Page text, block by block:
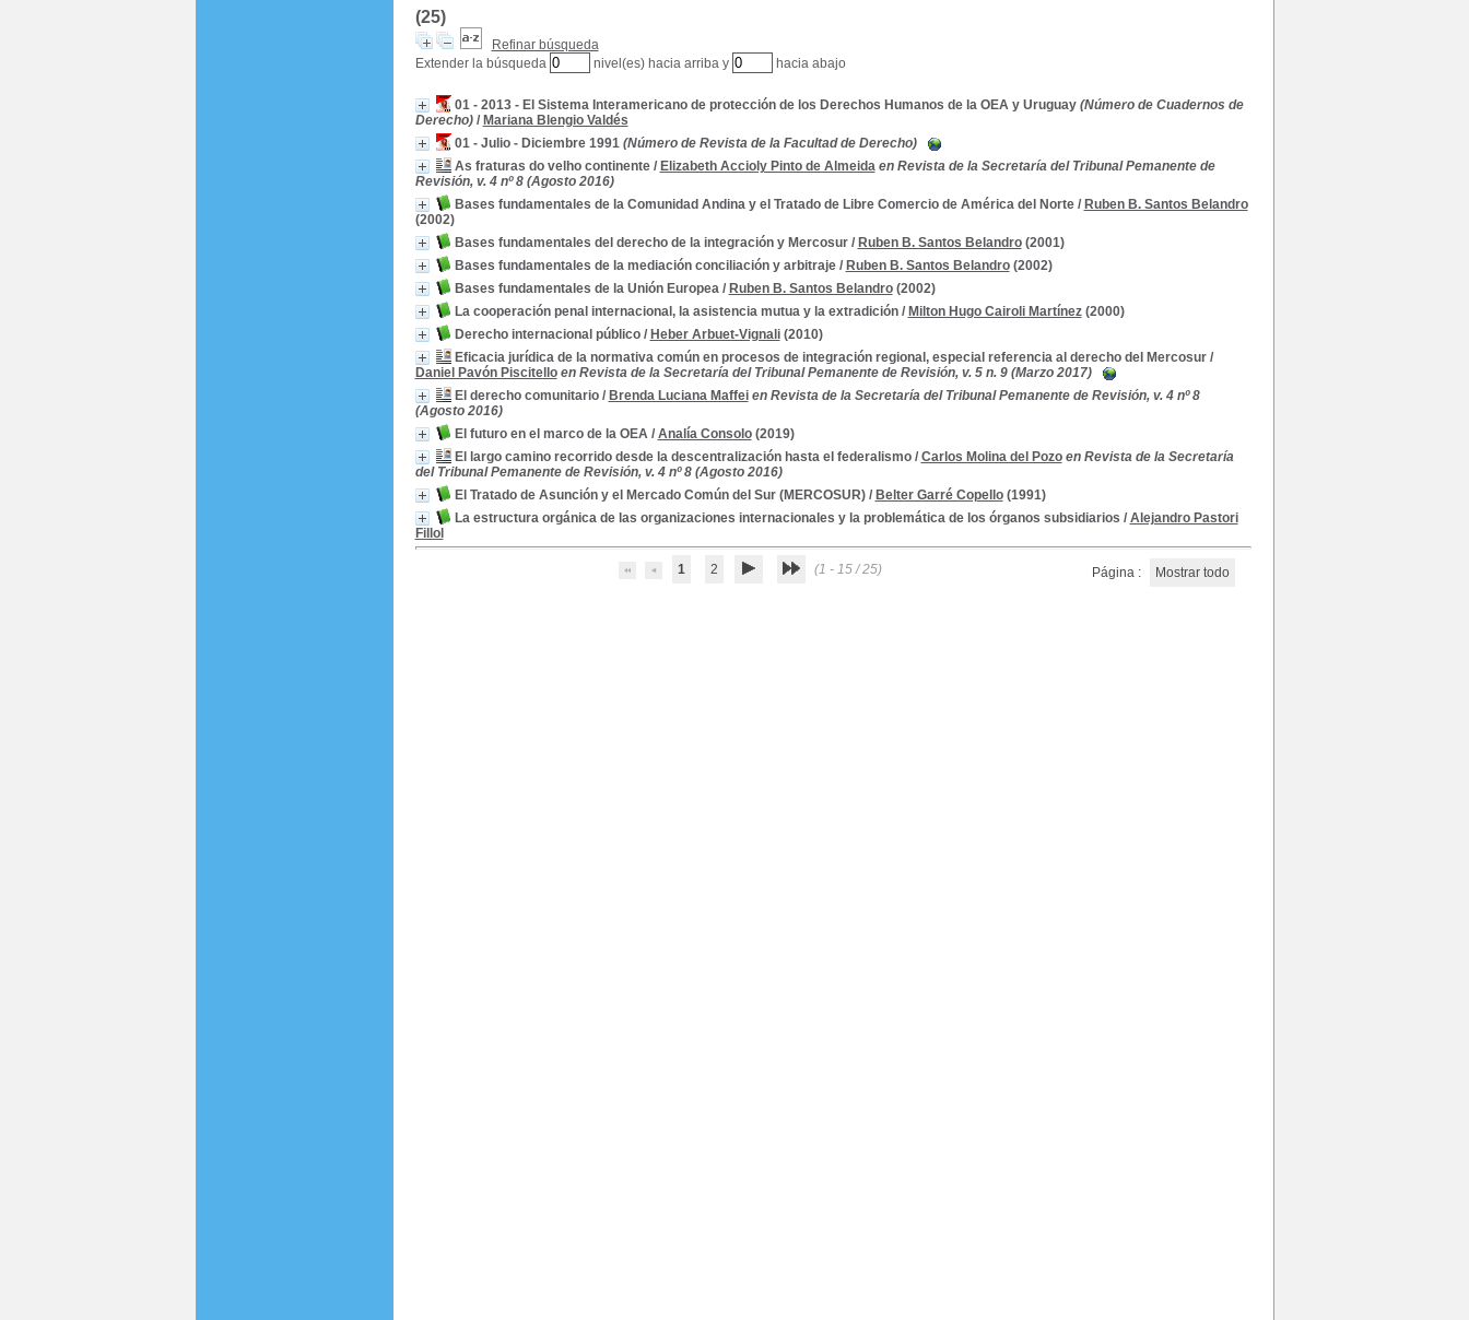
(25)
Refinar búsqueda
Extender la búsqueda
nivel(es) hacia arriba y hacia abajo
01 - 2013 - El Sistema Interamericano de protección de los Derechos Humanos de la OEA y Uruguay(Número de Cuadernos de
Derecho)/ Mariana Blengio Valdés
01 - Julio - Diciembre 1991(Número de Revista de la Facultad de Derecho)
As fraturas do velho continente/ Elizabeth Accioly Pinto de Almeida en Revista de la Secretaría del Tribunal Pemanente de
Revisión, v. 4 nº 8 (Agosto 2016)
Bases fundamentales de la Comunidad Andina y el Tratado de Libre Comercio de América del Norte/ Ruben B. Santos Belandro
(2002)
Bases fundamentales del derecho de la integración y Mercosur/ Ruben B. Santos Belandro(2001)
Bases fundamentales de la mediación conciliación y arbitraje/ Ruben B. Santos Belandro(2002)
Bases fundamentales de la Unión Europea/ Ruben B. Santos Belandro(2002)
La cooperación penal internacional, la asistencia mutua y la extradición/ Milton Hugo Cairoli Martínez(2000)
Derecho internacional público/ Heber Arbuet-Vignali(2010)
Eficacia jurídica de la normativa común en procesos de integración regional, especial referencia al derecho del Mercosur/
Daniel Pavón Piscitello en Revista de la Secretaría del Tribunal Pemanente de Revisión, v. 5 n. 9 (Marzo 2017)
El derecho comunitario/ Brenda Luciana Maffei en Revista de la Secretaría del Tribunal Pemanente de Revisión, v. 4 nº 8
(Agosto 2016)
El futuro en el marco de la OEA/ Analía Consolo(2019)
El largo camino recorrido desde la descentralización hasta el federalismo/ Carlos Molina del Pozo en Revista de la Secretaría
del Tribunal Pemanente de Revisión, v. 4 nº 8 (Agosto 2016)
El Tratado de Asunción y el Mercado Común del Sur (MERCOSUR)/ Belter Garré Copello(1991)
La estructura orgánica de las organizaciones internacionales y la problemática de los órganos subsidiarios / Alejandro Pastori
Fillol
1 2 (1 - 15 / 25) Página : Mostrar todo